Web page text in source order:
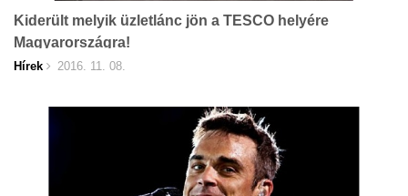
Kiderült melyik üzletlánc jön a TESCO helyére
Magyarországra!
Hírek 2016. 11. 08.